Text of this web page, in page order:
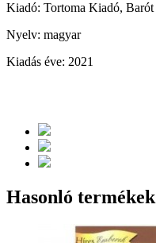
Kiadó: Tortoma Kiadó, Barót
Nyelv: magyar
Kiadás éve: 2021
Hasonló termékek